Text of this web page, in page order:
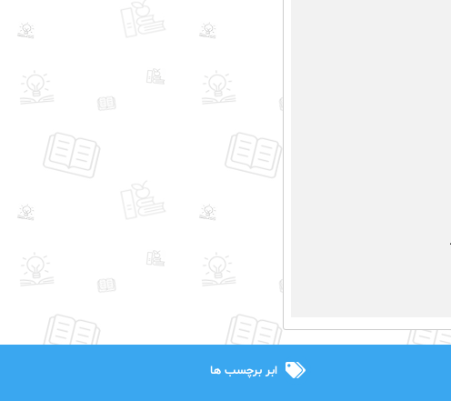
ابر برچسب ها